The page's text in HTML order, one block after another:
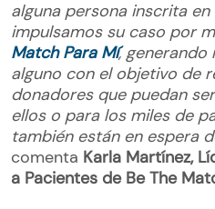
alguna persona inscrita
impulsamos su caso por
Match Para Mí,
alguno con el objetivo de
donadores que puedan
ellos o para los miles de
también están en espera
comenta Karla Martínez,
a Pacientes de Be The